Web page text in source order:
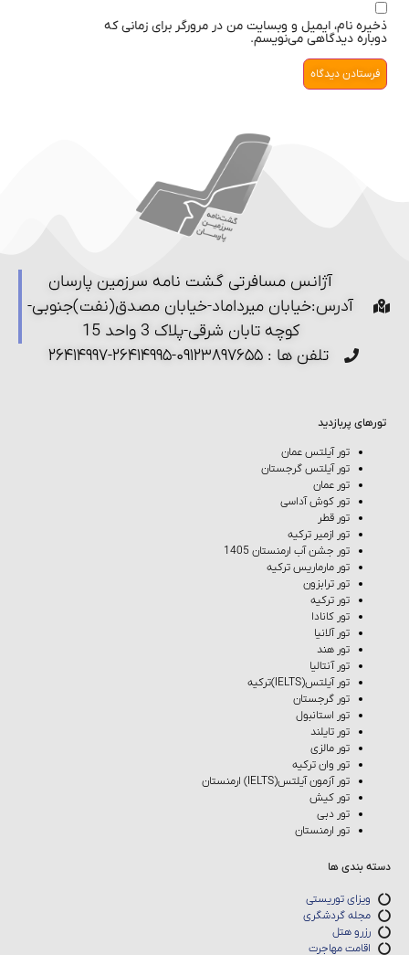
ذخیره نام، ایمیل و وبسایت من در مرورگر برای زمانی که
دوباره دیدگاهی می‌نویسم.
آژانس مسافرتی گشت نامه سرزمین پارسان
آدرس:خیابان میرداماد-خیابان مصدق(نفت)جنوبی-
کوچه تابان شرقی-پلاک 3 واحد 15
تلفن ها : ۰۹۱۲۳۸۹۷۶۵۵-۲۶۴۱۴۹۹۵-۲۶۴۱۴۹۹۷
تورهای پربازدید
تور آیلتس عمان
تور آیلتس گرجستان
تور عمان
تور کوش‌ آداسی
تور قطر
تور ازمیر ترکیه
تور جشن آب ارمنستان 1405
تور مارماریس ترکیه
تور ترابزون
تور ترکیه
تور کانادا
تور آلانیا
تور هند
تور آنتالیا
تور آیلتس(IELTS)ترکیه
تور گرجستان
تور استانبول
تور تایلند
تور مالزی
تور وان ترکیه
تور آزمون آیلتس(IELTS) ارمنستان
تور کیش
تور دبی
تور ارمنستان
دسته بندی ها
ویزای توریستی
مجله گردشگری
رزرو هتل
اقامت مهاجرت